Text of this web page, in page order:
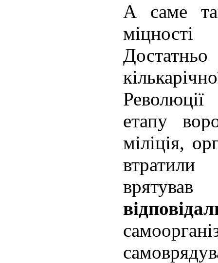
А саме
Революції
етапу
міліція,
втратили